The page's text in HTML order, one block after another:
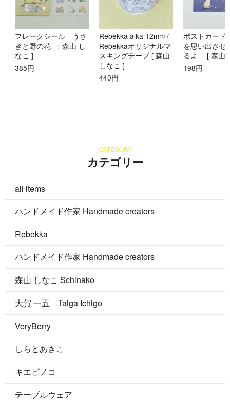
フレークシール うさ
ぎと野の花 [ 森山 し
なこ ]
385円
Rebekka aika 12mm /
Rebekkaオリジナルマ
スキングテープ [ 森山
しなこ ]
440円
ポストカー
を思い出させ
るよ [ 森山
198円
CATEGORY
カテゴリー
all items
ハンドメイド作家 Handmade creators
Rebekka
ハンドメイド作家 Handmade creators
森山 しなこ Schinako
大賀 一五 Taiga Ichigo
VeryBerry
しらとあきこ
キエピノコ
テーブルウェア